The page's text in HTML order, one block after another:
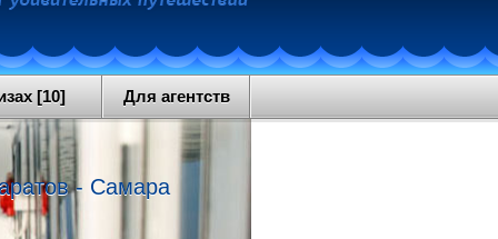
[10] Для агентств
- Самара